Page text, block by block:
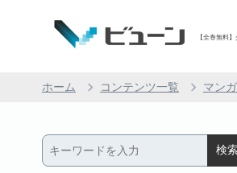
【全巻無料
ホーム コンテンツ一覧 マン